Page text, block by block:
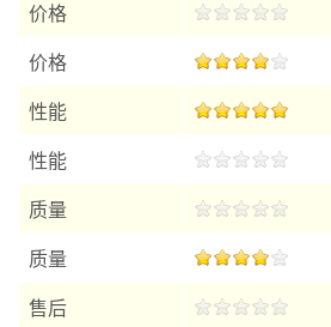
价格
价格
性能
性能
质量
质量
售后